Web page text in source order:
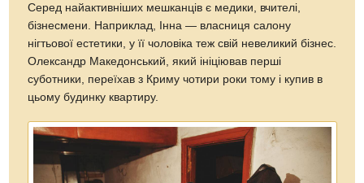
Серед найактивніших мешканців є медики, вчителі,
бізнесмени. Наприклад, Інна — власниця салону
нігтьової естетики, у її чоловіка теж свій невеликий бізнес.
Олександр Македонський, який ініціював перші
суботники, переїхав з Криму чотири роки тому і купив в
цьому будинку квартиру.